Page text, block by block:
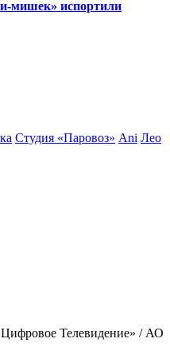
мишек» испортили
Студия «Паровоз» Ani Лео
Телевидение» / АО